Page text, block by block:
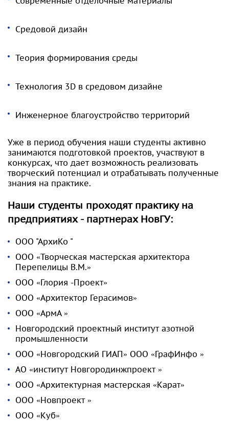
Средовой дизайн
Теория формирования среды
Технология 3D в средовом дизайне
Инженерное благоустройство территорий
Уже в период обучения наши студенты активно
занимаются подготовкой проектов, участвуют в
конкурсах, что дает возможность реализовать
творческий потенциал и отрабатывать полученные
знания на практике.
Наши студенты проходят практику на
предприятиях - партнерах НовГУ:
ООО "АрхиКо "
ООО «Творческая мастерская архитектора
Перепелицы В.М.»
ООО «Глория -Проект»
ООО «Архитектор Герасимов»
ООО «АрмА »
Новгородский проектный институт азотной
промышленности
ООО «Новгородский ГИАП» ООО «ГрафИнфо »
АО «институт Новгородинжпроект »
ООО «Архитектурная мастерская «Карат»
ООО «Новпроект »
ООО «Куб»